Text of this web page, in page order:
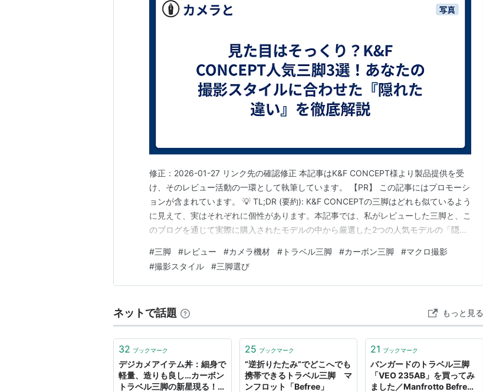
修正：2026-01-27 リンク先の確認修正 本記事はK&F CONCEPT様より製品提供を受
け、そのレビュー活動の一環として執筆しています。 【PR】 この記事にはプロモーシ
ョンが含まれています。 💡 TL;DR (要約): K&F CONCEPTの三脚はどれも似ているよう
に見えて、実はそれぞれに個性があります。本記事では、私がレビューした三脚と、こ
のブログを通じて実際に購入されたモデルの中から厳選した2つの人気モデルの「隠れ
をお届けします。 【K&F CONCEPT 人気三脚をAmazonでチェックする】 リン…
#三脚 #レビュー #カメラ機材 # トラベル三脚 #カーボン三脚 #マクロ撮影
#撮影スタイル #三脚選び
ネットで話題 もっと見る
32 ブックマーク
デジカメアイテム丼：細身で
軽量、造りも良し…カーボン
トラベル三脚の新星現る！
25 ブックマーク
“逆折りたたみ”でどこへでも
携帯できるトラベル三脚 マ
ンフロット「Befree」
21 ブックマーク
バンガードのトラベル三脚
「VEO 235AB」を買ってみ
ました／Manfrotto Befree